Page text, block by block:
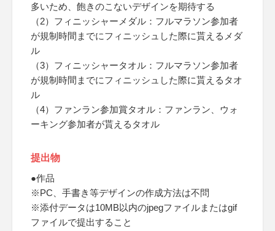
多いため、飽きのこないデザインを期待する
（2）フィニッシャーメダル：フルマラソン参加者
が規制時間までにフィニッシュした際に貰えるメダ
ル
（3）フィニッシャータオル：フルマラソン参加者
が規制時間までにフィニッシュした際に貰えるタオ
ル
（4）ファンラン参加賞タオル：ファンラン、ウォ
ーキング参加者が貰えるタオル
提出物
●作品
※PC、手書き等デザインの作成方法は不問
※添付データは10MB以内のjpegファイルまたはgif
ファイルで提出すること